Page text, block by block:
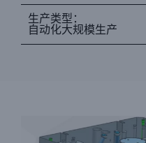
生产类型：
自动化大规模生产